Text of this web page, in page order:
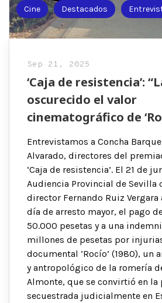
Cine Destacados
Sep 21, 2025
‘Caja de resistencia’:
oscurecido el valor
cinematográfico de
Entrevistamos a Concha
Alvarado, directores del
‘Caja de resistencia’. El 21 de
Audiencia Provincial de Sevilla
director Fernando Ruiz Vergara
día de arresto mayor, el pago
50.000 pesetas y a una
millones de pesetas por
documental ‘Rocío’ (1980), un
y antropológico de la romería
Almonte, que se convirtió en
secuestrada judicialmente en